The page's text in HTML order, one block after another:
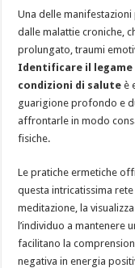
Una delle
dalle malattie croniche,
prolungato, traumi
Identificare il
condizioni di salute è
guarigione profondo e
affrontarle in modo
fisiche.
Le pratiche ermetiche
questa intricatissima
meditazione, la
l’individuo a mantenere
facilitano la
negativa in energia